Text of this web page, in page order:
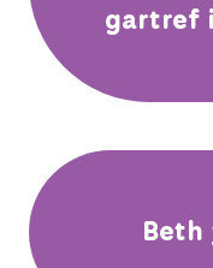
gartref